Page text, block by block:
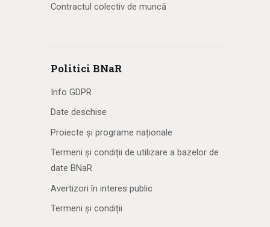
Contractul colectiv de muncă
Politici BNaR
Info GDPR
Date deschise
Proiecte și programe naționale
Termeni și condiții de utilizare a bazelor de
date BNaR
Avertizori în interes public
Termeni și condiții